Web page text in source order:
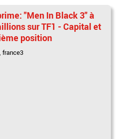
"Men In Black 3" à
sur TF1 - Capital et
position
,france3